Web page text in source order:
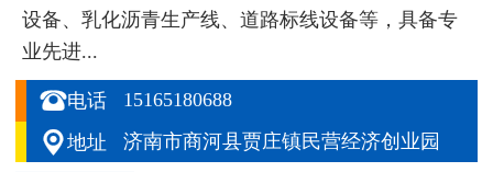
设备、乳化沥青生产线、道路标线设备等，具备专
业先进...
电话 15165180688
地址 济南市商河县贾庄镇民营经济创业园